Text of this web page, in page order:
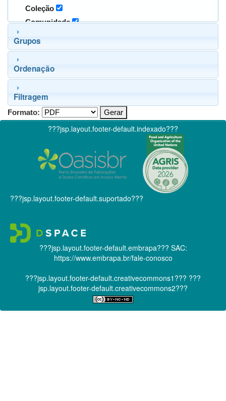
Coleção
Comunidade
Grupos
Ordenação
Filtragem
Formato:
???jsp.layout.footer-default.indexado???
???jsp.layout.footer-default.suportado???
???jsp.layout.footer-default.embrapa??? SAC:
https://www.embrapa.br/fale-conosco
???jsp.layout.footer-default.creativecommons1??? ???
jsp.layout.footer-default.creativecommons2???